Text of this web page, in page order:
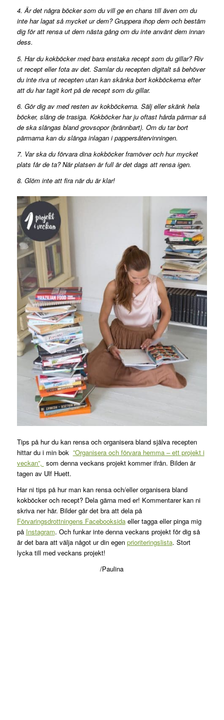
4. Är det några böcker som du vill ge en chans till även om du
inte har lagat så mycket ur dem? Gruppera ihop dem och bestäm
dig för att rensa ut dem nästa gång om du inte använt dem innan
dess.
5. Har du kokböcker med bara enstaka recept som du gillar? Riv
ut recept eller fota av det. Samlar du recepten digitalt så behöver
du inte riva ut recepten utan kan skänka bort kokböckerna efter
att du har tagit kort på de recept som du gillar.
6. Gör dig av med resten av kokböckerna. Sälj eller skänk hela
böcker, släng de trasiga. Kokböcker har ju oftast hårda pärmar så
de ska slängas bland grovsopor (brännbart). Om du tar bort
pärmarna kan du slänga inlagan i pappersåtervinningen.
7. Var ska du förvara dina kokböcker framöver och hur mycket
plats får de ta? När platsen är full är det dags att rensa igen.
8. Glöm inte att fira när du är klar!
Tips på hur du kan rensa och organisera bland själva recepten
hittar du i min bok ”Organisera och förvara hemma – ett projekt i
veckan”, som denna veckans projekt kommer ifrån. Bilden är
tagen av Ulf Huett.
Har ni tips på hur man kan rensa och/eller organisera bland
kokböcker och recept? Dela gärna med er! Kommentarer kan ni
skriva ner här. Bilder går det bra att dela på
Förvaringsdrottningens Facebooksidaeller tagga eller pinga mig
på Instagram. Och funkar inte denna veckans projekt för dig så
är det bara att välja något ur din egen prioriteringslista. Stort
lycka till med veckans projekt!
/Paulina